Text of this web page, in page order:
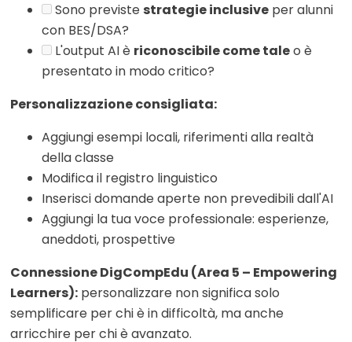
Sono previste strategie inclusive per alunni
con BES/DSA?
L'output AI è riconoscibile come taleo è
presentato in modo critico?
Personalizzazione consigliata:
Aggiungi esempi locali, riferimenti alla realtà
della classe
Modifica il registro linguistico
Inserisci domande aperte non prevedibili dall'AI
Aggiungi la tua voce professionale: esperienze,
aneddoti, prospettive
Connessione DigCompEdu (Area 5 – Empowering
Learners): personalizzare non significa solo
semplificare per chi è in difficoltà, ma anche
arricchire per chi è avanzato.